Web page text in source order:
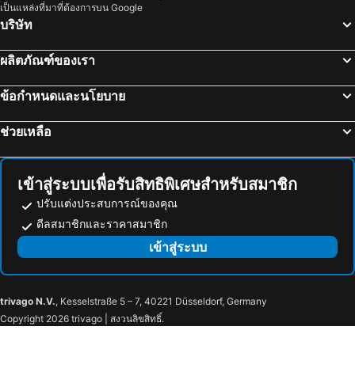
Nostalgia Hotel Beijing Yonghe Lama Temple
Beijing Hyde Courtyard Hotel
Atour Hotel Beijing Tiananmen Wangfujing Pedestrian
Holiday Inn Express Beijing Conference Center, an IHG Hotel
Livefortuna Hotel
Hot Spring Beijing
Xiao Xiang Hotel Beijing
Holiday Inn Beijing Temple Of Heaven By Ihg
Beijing Guan Tong Jian Hui B
Qianmen Courtyard Hotel
Kingrand Hotel Beijing
JW Marriott Hotel Beijing Central
Manxin Hotel Beijing Wangfujing
Hanting Express (Yansha Xinyuanli)
Silk street Pearl market
Qu Yuan
Beijing Zoo
จิชางหลิงเชียงฉิง
China North International Shooting Range
สวนเบไฮ
Yonghegong
เป็นแหล่งที่มาที่ต้องการบน Google
บริษัท
ผลิตภัณฑ์ของเรา
ข้อกำหนดและนโยบาย
ช่วยเหลือ
เข้าสู่ระบบเพื่อรับสิทธิพิเศษสำหรับสมาชิก
ปรับแต่งประสบการณ์ของคุณ
ดีลสมาชิกและราคาสมาชิก
เข้าสู่ระบบ
trivago N.V., Kesselstraße 5 – 7, 40221 Düsseldorf, Germany
Copyright 2026 trivago | สงวนลิขสิทธิ์.